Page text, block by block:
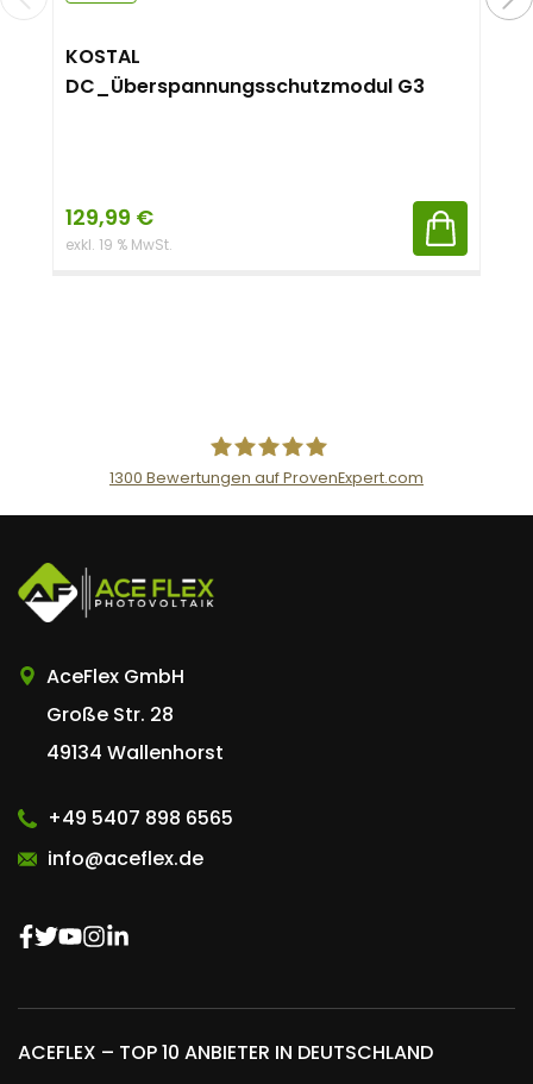
KOSTAL
DC_Überspannungsschutzmodul G3
129,99 €
exkl. 19 % MwSt.
AceFlex GmbH
1300 Bewertungen auf ProvenExpert.com
AceFlex GmbH
Große Str. 28
49134 Wallenhorst
+49 5407 898 6565
info@aceflex.de
ACEFLEX – TOP 10 ANBIETER IN DEUTSCHLAND